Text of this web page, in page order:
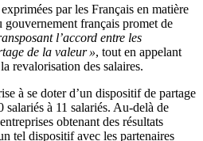
par les Français en matière
français promet de
l’accord entre les
de la valeur », tout en appelant
revalorisation des salaires.
à se doter d’un dispositif de partage
salariés à 11 salariés. Au-delà de
obtenant des résultats
tel dispositif avec les partenaires